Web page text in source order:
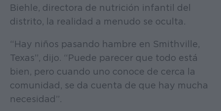
Biehle, directora de nutrición infantil del
distrito, la realidad a menudo se oculta.
“Hay niños pasando hambre en Smithville,
Texas”, dijo. “Puede parecer que todo está
bien, pero cuando uno conoce de cerca la
comunidad, se da cuenta de que hay mucha
necesidad”.